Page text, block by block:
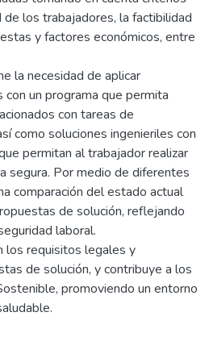
los trabajadores, la factibilidad
y factores económicos, entre
la necesidad de aplicar
un programa que permita
con tareas de
como soluciones ingenieriles con
permitan al trabajador realizar
segura. Por medio de diferentes
comparación del estado actual
de solución, reflejando
laboral.
los requisitos legales y
de solución, y contribuye a los
promoviendo un entorno